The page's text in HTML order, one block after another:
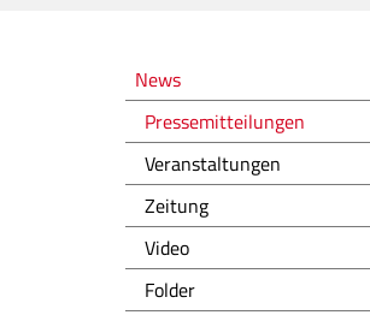
Novità
News
Pressemitteilungen
Veranstaltungen
Zeitung
Video
Folder